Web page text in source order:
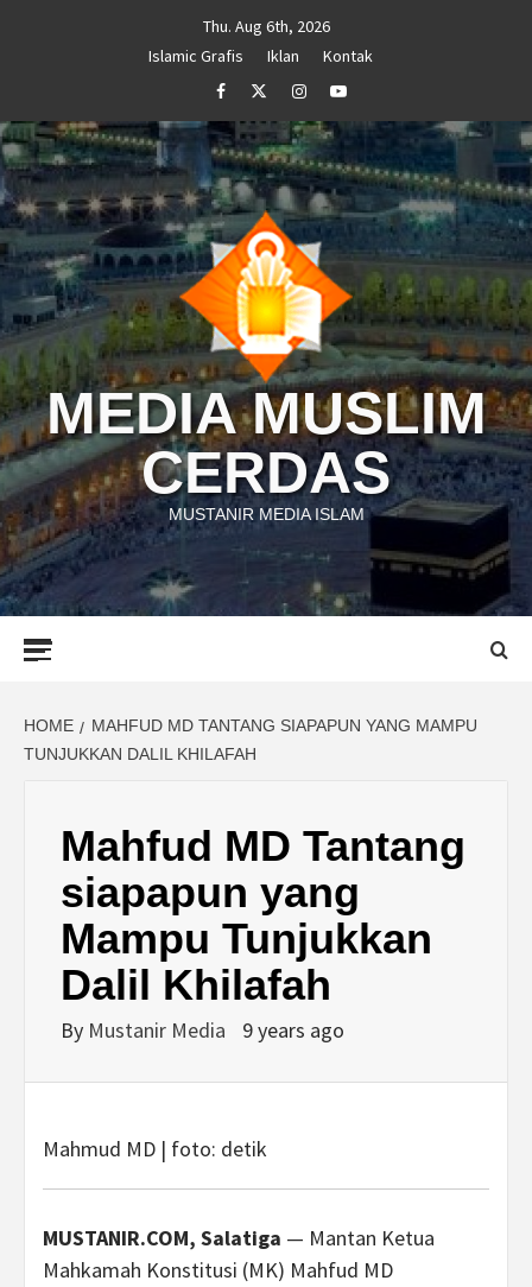
Thu. Aug 6th, 2026
Islamic Grafis
Iklan
Kontak
FacebookTwitterInstagramYoutube
MEDIA MUSLIM
CERDAS
MUSTANIR MEDIA ISLAM
HOME
MAHFUD MD TANTANG SIAPAPUN YANG MAMPU
TUNJUKKAN DALIL KHILAFAH
Mahfud MD Tantang
siapapun yang
Mampu Tunjukkan
Dalil Khilafah
By Mustanir Media 9 years ago
Mahmud MD | foto: detik
MUSTANIR.COM, Salatiga — Mantan Ketua
Mahkamah Konstitusi (MK) Mahfud MD